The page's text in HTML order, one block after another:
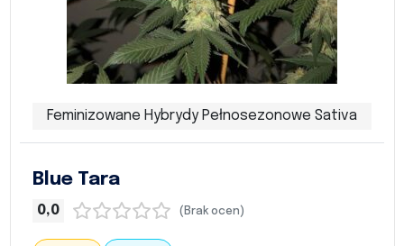
Feminizowane Hybrydy Pełnosezonowe Sativa
Blue Tara
0,0 (Brak ocen)